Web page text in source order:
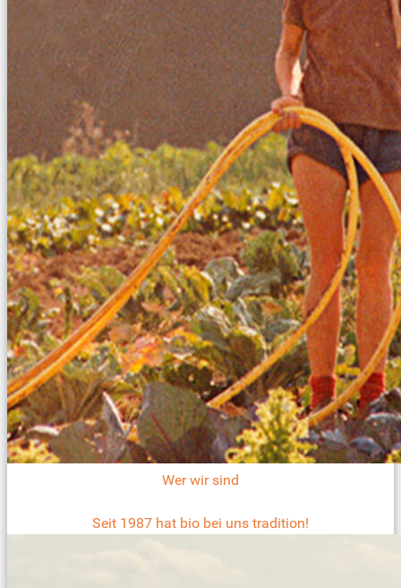
Wer wir sind
Seit 1987 hat bio bei uns tradition!